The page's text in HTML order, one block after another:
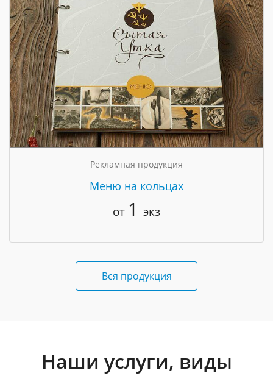
Рекламная продукция
Меню на кольцах
от 1 экз
Вся продукция
Наши услуги, виды